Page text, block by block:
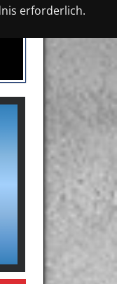
erforderlich.